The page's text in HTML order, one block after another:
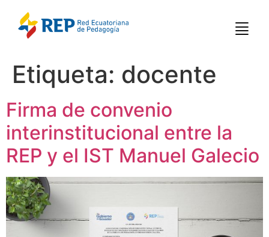
Etiqueta: docente
Firma de convenio
interinstitucional entre la
REP y el IST Manuel Galecio